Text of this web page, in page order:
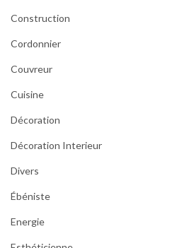
Construction
Cordonnier
Couvreur
Cuisine
Décoration
Décoration Interieur
Divers
Ébéniste
Energie